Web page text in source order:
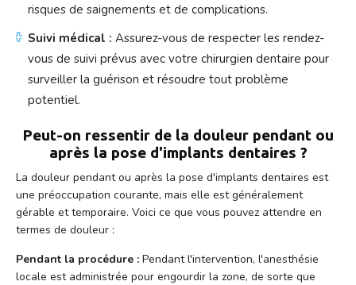
risques de saignements et de complications.
Suivi médical : Assurez-vous de respecter les rendez-
vous de suivi prévus avec votre chirurgien dentaire pour
surveiller la guérison et résoudre tout problème
potentiel.
Peut-on ressentir de la douleur pendant ou
après la pose d'implants dentaires ?
La douleur pendant ou après la pose d'implants dentaires est
une préoccupation courante, mais elle est généralement
gérable et temporaire. Voici ce que vous pouvez attendre en
termes de douleur :
Pendant la procédure : Pendant l'intervention, l'anesthésie
locale est administrée pour engourdir la zone, de sorte que